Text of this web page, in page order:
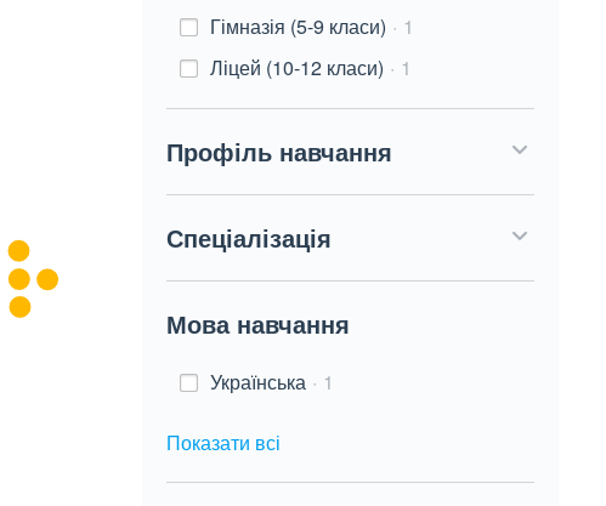
Гімназія (5-9 класи)
1
Ліцей (10-12 класи)
1
Профіль навчання
Спеціалізація
Мова навчання
Українська 1
Показати всі